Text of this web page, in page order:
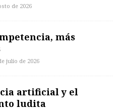
de 2026
más
julio de 2026
artificial y el
ludita